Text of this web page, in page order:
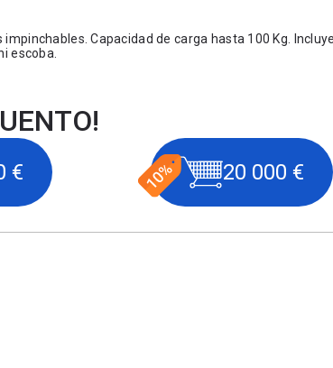
Capacidad de carga hasta 100 Kg.
escoba.
€ 20 000 €